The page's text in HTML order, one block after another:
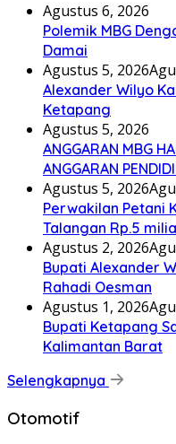
Agustus 6, 2026
Polemik MBG
Damai
Agustus 5, 2026
Alexander Wilyo
Ketapang
Agustus 5, 2026
ANGGARAN MBG
ANGGARAN
Agustus 5, 2026
Perwakilan Petani
Talangan Rp.5
Agustus 2, 2026
Bupati Alexander
Rahadi Oesman
Agustus 1, 2026
Bupati Ketapang
Kalimantan Barat
Selengkapnya
Otomotif